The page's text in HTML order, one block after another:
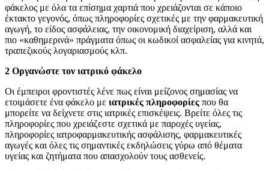
φάκελος με όλα τα επίσημα χαρτιά που χρειάζονται σε κάποιο
έκτακτο γεγονός, όπως πληροφορίες σχετικές με την φαρμακευτική
αγωγή, το είδος ασφάλειας, την οικονομική διαχείριση, αλλά και
πιο «καθημερινά» πράγματα όπως οι κωδικοί ασφαλείας για κινητά,
τραπεζικούς λογαριασμούς κλπ.
2 Οργανώστε τον ιατρικό φάκελο
Οι έμπειροι φροντιστές λένε πως είναι μείζονος σημασίας να
ετοιμάσετε ένα φάκελο με ιατρικές πληροφορίες που θα
μπορείτε να δείχνετε στις ιατρικές επισκέψεις. Βρείτε όλες τις
πληροφορίες που χρειάζεστε σχετικά με παροχές υγείας,
πληροφορίες ιατροφαρμακευτικής ασφάλισης, φαρμακευτικές
αγωγές και όλες τις σημαντικές εκδηλώσεις γύρω από θέματα
υγείας και ζητήματα που απασχολούν τους ασθενείς.